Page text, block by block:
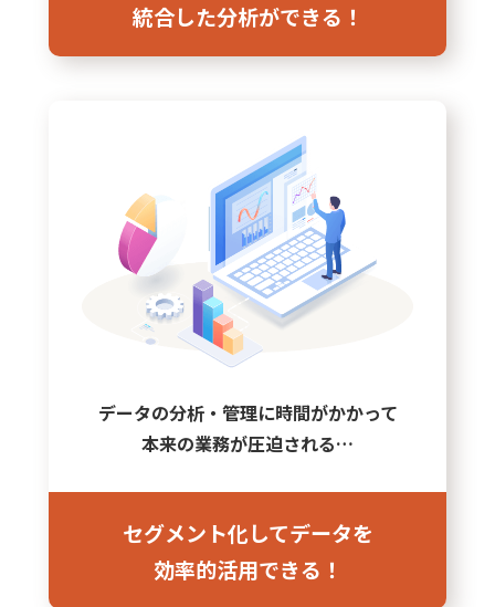
統合した分析ができる！
データの分析・管理に時間がかかって
本来の業務が圧迫される…
セグメント化してデータを
効率的活用できる！